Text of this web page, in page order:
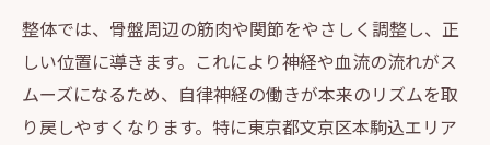
整体では、骨盤周辺の筋肉や関節をやさしく調整し、正
しい位置に導きます。これにより神経や血流の流れがス
ムーズになるため、自律神経の働きが本来のリズムを取
り戻しやすくなります。特に東京都文京区本駒込エリア